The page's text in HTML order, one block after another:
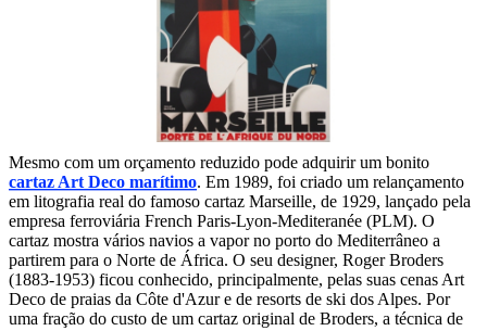
Mesmo com um orçamento reduzido pode adquirir um bonito
cartaz Art Deco marítimo. Em 1989, foi criado um relançamento
em litografia real do famoso cartaz Marseille, de 1929, lançado pela
empresa ferroviária French Paris-Lyon-Mediteranée (PLM). O
cartaz mostra vários navios a vapor no porto do Mediterrâneo a
partirem para o Norte de África. O seu designer, Roger Broders
(1883-1953) ficou conhecido, principalmente, pelas suas cenas Art
Deco de praias da Côte d'Azur e de resorts de ski dos Alpes. Por
uma fração do custo de um cartaz original de Broders, a técnica de